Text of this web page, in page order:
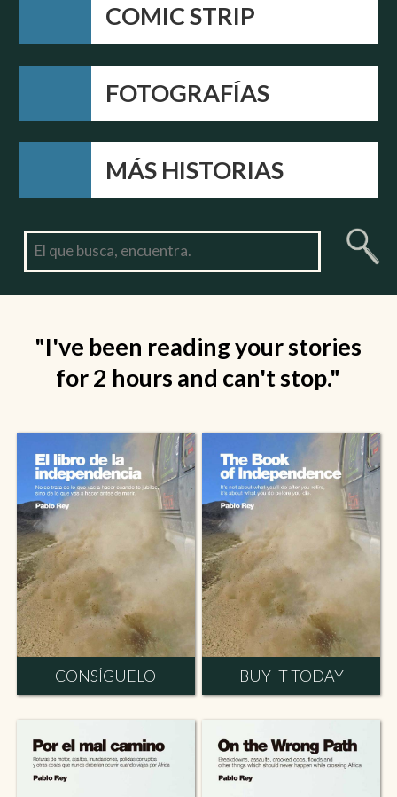
COMIC STRIP
FOTOGRAFÍAS
MÁS HISTORIAS
"I've been reading your stories
for 2 hours and can't stop."
CONSÍGUELO BUY IT TODAY